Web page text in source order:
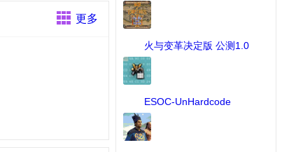
[MOD作品] 下载：75 次
火与变革决定版 公测1.0
...[MOD作品] 下载：425 次
ESOC-UnHardcode
Patch 2. ...
[MOD修改工具] 下载：53 次
更多